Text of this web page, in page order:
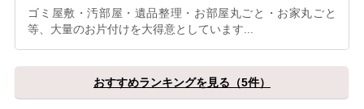
ゴミ屋敷・汚部屋・遺品整理・お部屋丸ごと・お家丸ごと
等、大量のお片付けを大得意としています...
おすすめランキングを見る（5件）